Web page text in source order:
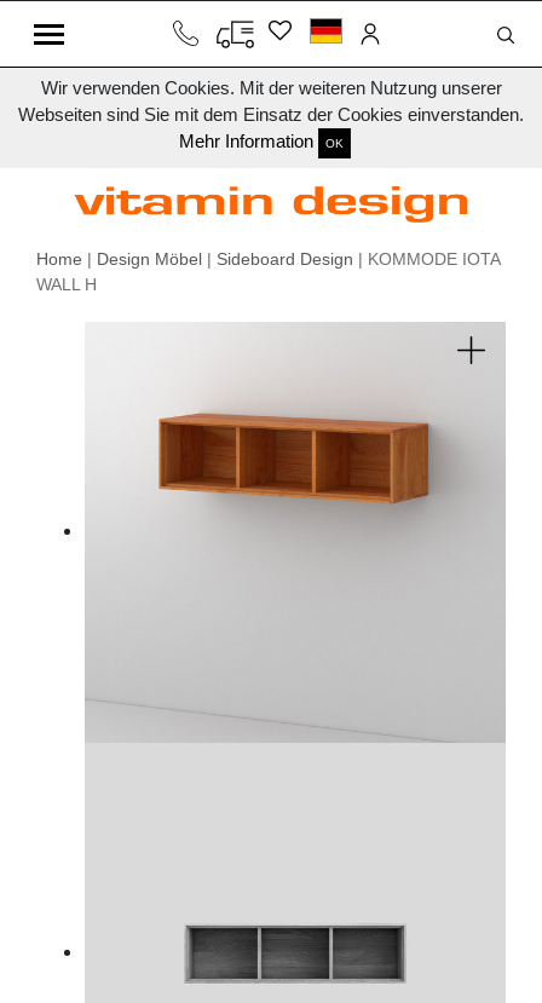
Wir verwenden Cookies. Mit der weiteren Nutzung unserer
Webseiten sind Sie mit dem Einsatz der Cookies einverstanden.
Mehr Information
OK
Home | Design Möbel | Sideboard Design | KOMMODE IOTA
WALL H